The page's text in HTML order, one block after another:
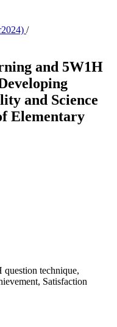
/
and 5W1H
and Science
Elementary
question technique,
Satisfaction